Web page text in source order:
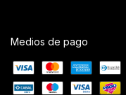
Medios de pago